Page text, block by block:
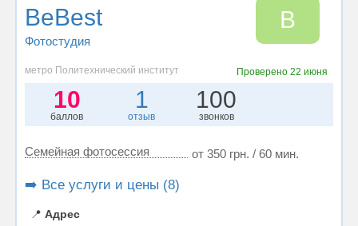
BeBest
Фотостудия
B
метро Политехнический институт Проверено 22 июня
10
баллов
1
отзыв
100
звонков
Семейная фотосессия от 350 грн. / 60 мин.
➡️ Все услуги и цены (8)
📍 Адрес